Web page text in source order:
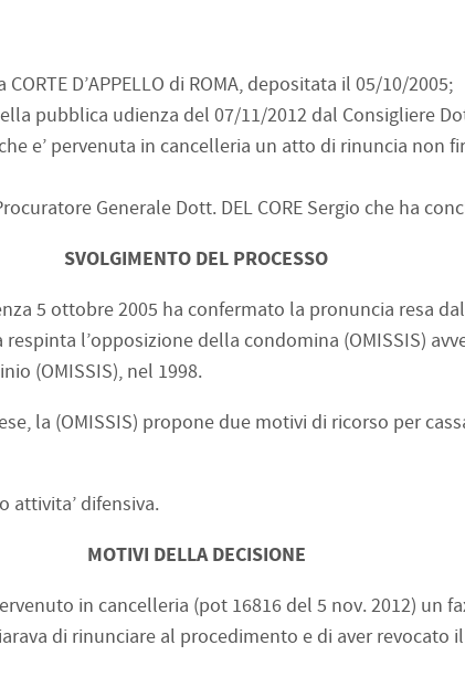
D’APPELLO di ROMA, depositata il 05/10/2005;
pubblica udienza del 07/11/2012 dal Consigliere
e’ pervenuta in cancelleria un atto di rinuncia non
Generale Dott. DEL CORE Sergio che ha
SVOLGIMENTO DEL PROCESSO
5 ottobre 2005 ha confermato la pronuncia resa
l’opposizione della condomina (OMISSIS)
(OMISSIS), nel 1998.
la (OMISSIS) propone due motivi di ricorso per
attivita’ difensiva.
MOTIVI DELLA DECISIONE
in cancelleria (pot 16816 del 5 nov. 2012) un
di rinunciare al procedimento e di aver revocato